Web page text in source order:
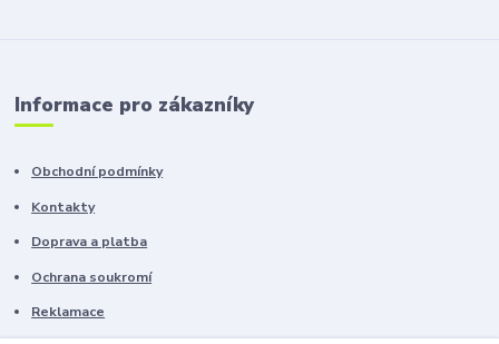
Informace pro zákazníky
Obchodní podmínky
Kontakty
Doprava a platba
Ochrana soukromí
Reklamace